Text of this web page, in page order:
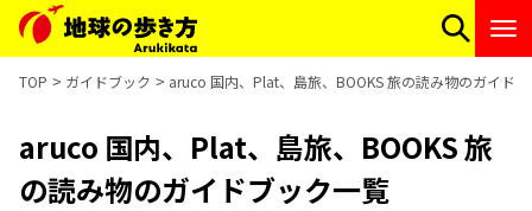
TOP ガイドブック aruco 国内、Plat、島旅、BOOKS 旅の読み物のガイド
aruco 国内、Plat、島旅、BOOKS 旅
の読み物のガイドブック一覧